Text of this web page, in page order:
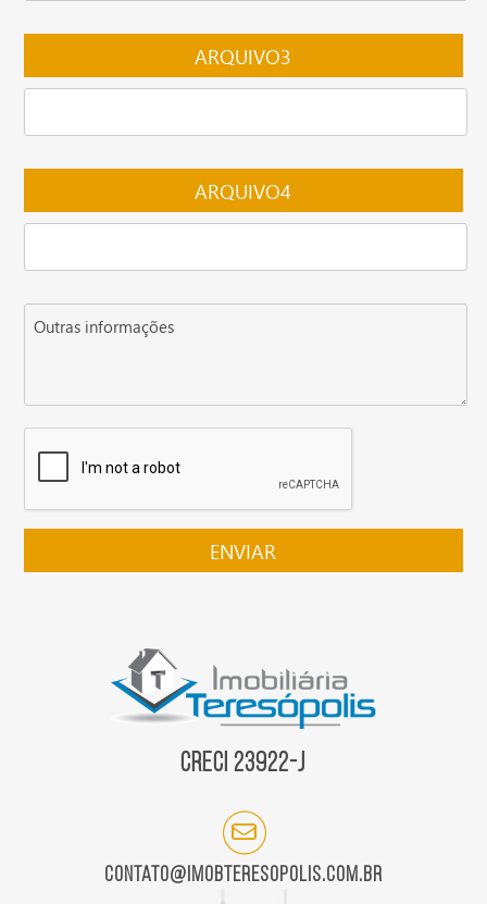
Creci 23922-J
contato@imobteresopolis.com.br